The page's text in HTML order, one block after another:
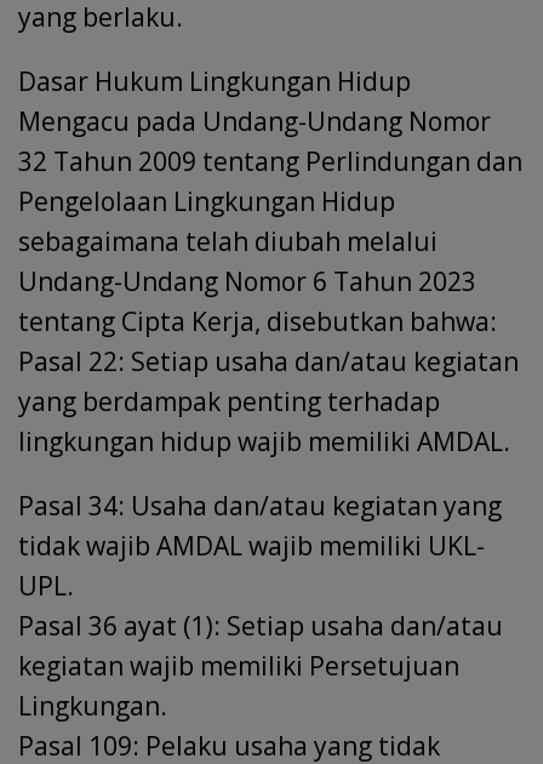
yang berlaku.
Dasar Hukum Lingkungan Hidup
Mengacu pada Undang-Undang Nomor
32 Tahun 2009 tentang Perlindungan dan
Pengelolaan Lingkungan Hidup
sebagaimana telah diubah melalui
Undang-Undang Nomor 6 Tahun 2023
tentang Cipta Kerja, disebutkan bahwa:
Pasal 22: Setiap usaha dan/atau kegiatan
yang berdampak penting terhadap
lingkungan hidup wajib memiliki AMDAL.
Pasal 34: Usaha dan/atau kegiatan yang
tidak wajib AMDAL wajib memiliki UKL-
UPL.
Pasal 36 ayat (1): Setiap usaha dan/atau
kegiatan wajib memiliki Persetujuan
Lingkungan.
Pasal 109: Pelaku usaha yang tidak